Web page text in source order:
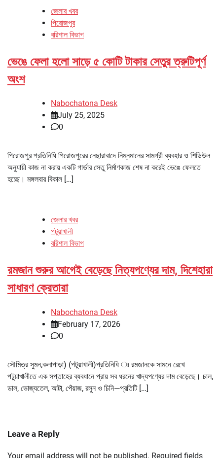
জেলার খবর
পিরোজপুর
বরিশাল বিভাগ
ভেঙে ফেলা হলো সাড়ে ৫ কোটি টাকার সেতুর ত্রুটিপূর্ণ
অংশ
Nabochatona Desk
July 25, 2025
0
পিরোজপুর প্রতিনিধি পিরোজপুরের নেছারাবাদে নিম্নমানের সামগ্রী ব্যবহার ও শিডিউল
অনুযায়ী কাজ না করায় একটি গার্ডার সেতু নির্মাণকাজ শেষ না করেই ভেঙে ফেলতে
হচ্ছে। মঙ্গলবার বিকাল […]
জেলার খবর
পটুয়াখালী
বরিশাল বিভাগ
রমজান শুরুর আগেই বেড়েছে নিত্যপণ্যের দাম, দিশেহারা
সাধারণ ক্রেতারা
Nabochatona Desk
February 17, 2026
0
সৌমিত্র সুমন,কলাপাড়া) (পটুয়াখালী)প্রতিনিধি ঃ রমজানকে সামনে রেখে
পটুয়াখালীতে এক সপ্তাহের ব্যবধানে প্রায় সব ধরনের খাদ্যপণ্যের দাম বেড়েছে। চাল,
ডাল, ভোজ্যতেল, আটা, পেঁয়াজ, রসুন ও চিনি—প্রতিটি […]
Leave a Reply
Your email address will not be published. Required fields